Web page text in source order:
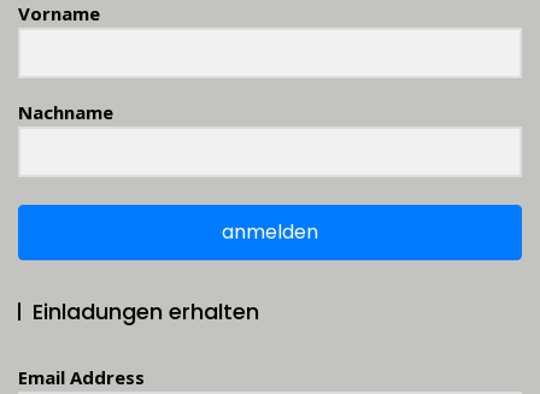
Vorname
Nachname
anmelden
Einladungen erhalten
Email Address